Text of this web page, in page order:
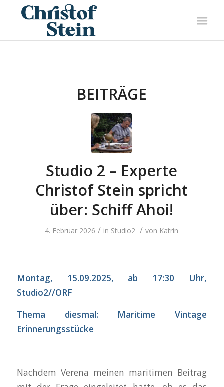
BEITRÄGE
Studio 2 – Experte
Christof Stein spricht
über: Schiff Ahoi!
4. Februar 2026 / in Studio2 / von Katrin
Montag, 15.09.2025, ab 17:30 Uhr,
Studio2//ORF
Thema diesmal:
Maritime Vintage
Erinnerungsstücke
Nachdem Verena meinen maritimen Beitrag